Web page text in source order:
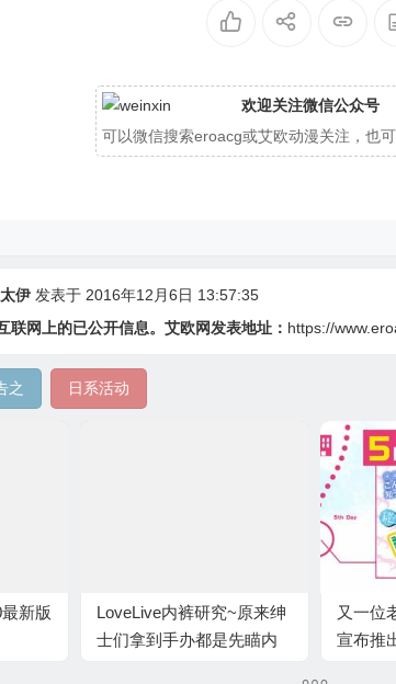
欢迎关注微信公众号
可以微信搜索eroacg或艾欧动漫关注，也可
伊 发表于 2016年12月6日 13:57:35
联网上的已公开信息。艾欧网发表地址： https://
之 日系活动
最新版
LoveLive内裤研究~原来绅
士们拿到手办都是先瞄内
又一位
宣布推